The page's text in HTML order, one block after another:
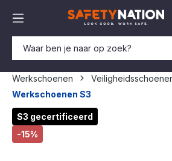
Werkschoenen
Werkschoenen S3
Afbeeldingengalerij overslaan
S3 gecertificeerd
-15%